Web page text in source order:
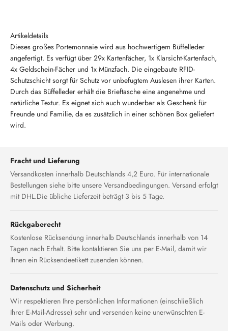
Artikeldetails
Dieses großes Portemonnaie wird aus hochwertigem Büffelleder
angefertigt. Es verfügt über 29x Kartenfächer, 1x Klarsicht-Kartenfach,
4x Geldschein-Fächer und 1x Münzfach. Die eingebaute RFID-
Schutzschicht sorgt für Schutz vor unbefugtem Auslesen ihrer Karten.
Durch das Büffelleder erhält die Brieftasche eine angenehme und
natürliche Textur. Es eignet sich auch wunderbar als Geschenk für
Freunde und Familie, da es zusätzlich in einer schönen Box geliefert
wird.
Fracht und Lieferung
Versandkosten innerhalb Deutschlands 4,2 Euro. Für internationale
Bestellungen siehe bitte unsere Versandbedingungen. Versand erfolgt
mit DHL.Die übliche Lieferzeit beträgt 3 bis 5 Tage.
Rückgaberecht
Kostenlose Rücksendung innerhalb Deutschlands innerhalb von 14
Tagen nach Erhalt. Bitte kontaktieren Sie uns per E-Mail, damit wir
Ihnen ein Rücksendeetikett zusenden können.
Datenschutz und Sicherheit
Wir respektieren Ihre persönlichen Informationen (einschließlich
Ihrer E-Mail-Adresse) sehr und versenden keine unerwünschten E-
Mails oder Werbung.